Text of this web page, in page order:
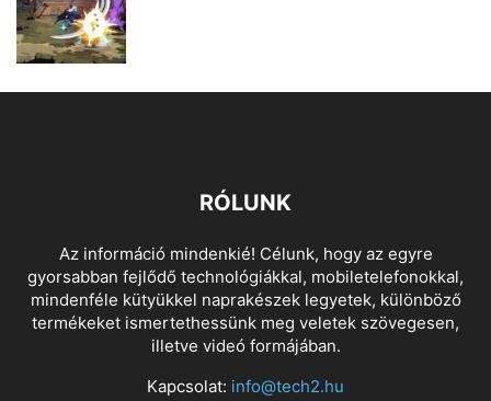
RÓLUNK
Az információ mindenkié! Célunk, hogy az egyre
gyorsabban fejlődő technológiákkal, mobiletelefonokkal,
mindenféle kütyükkel naprakészek legyetek, különböző
termékeket ismertethessünk meg veletek szövegesen,
illetve videó formájában.
Kapcsolat: info@tech2.hu